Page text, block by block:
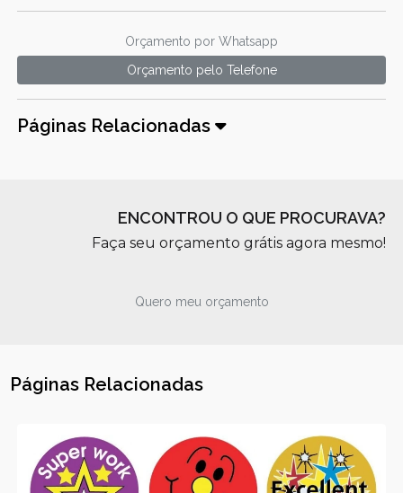
Orçamento por Whatsapp
Orçamento pelo Telefone
Páginas Relacionadas
ENCONTROU O QUE PROCURAVA?
Faça seu orçamento grátis agora mesmo!
Quero meu orçamento
Páginas Relacionadas